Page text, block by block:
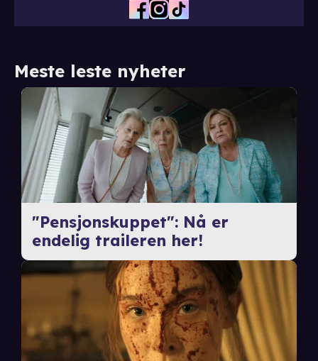
Meste leste nyheter
"Pensjonskuppet": Nå er
endelig traileren her!